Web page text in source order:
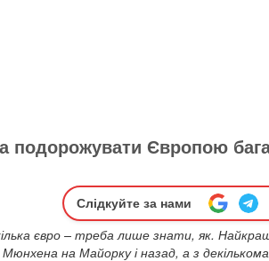
подорожувати Європою
Слідкуйте за нами
євро – треба лише знати, як.
на Майорку і назад, а з декількома